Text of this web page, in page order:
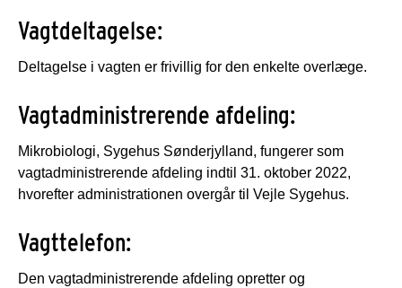
Vagtdeltagelse:
Deltagelse i vagten er frivillig for den enkelte overlæge.
Vagtadministrerende afdeling:
Mikrobiologi, Sygehus Sønderjylland, fungerer som
vagtadministrerende afdeling indtil 31. oktober 2022,
hvorefter administrationen overgår til Vejle Sygehus.
Vagttelefon:
Den vagtadministrerende afdeling opretter og